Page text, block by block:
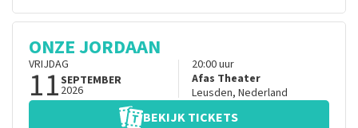
ONZE JORDAAN
VRIJDAG
11SEPTEMBER
2026
20:00uur
Afas Theater
Leusden, Nederland
BEKIJK TICKETS